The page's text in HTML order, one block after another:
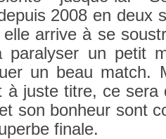
2008 en deux
ar­rive à se
para­lys­er un petit
un beau match.
à juste titre, ce sera
son bon­heur sont
fin­ale.